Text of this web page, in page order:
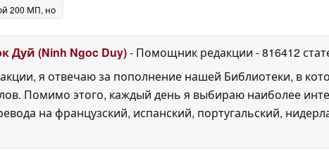
200 МП, но
2026
Дуй (Ninh Ngoc Duy)- Помощник редакции - 816412
я отвечаю за пополнение нашей Библиотеки, в
Помимо этого, каждый день я выбираю наиболее
на французский, испанский, португальский,